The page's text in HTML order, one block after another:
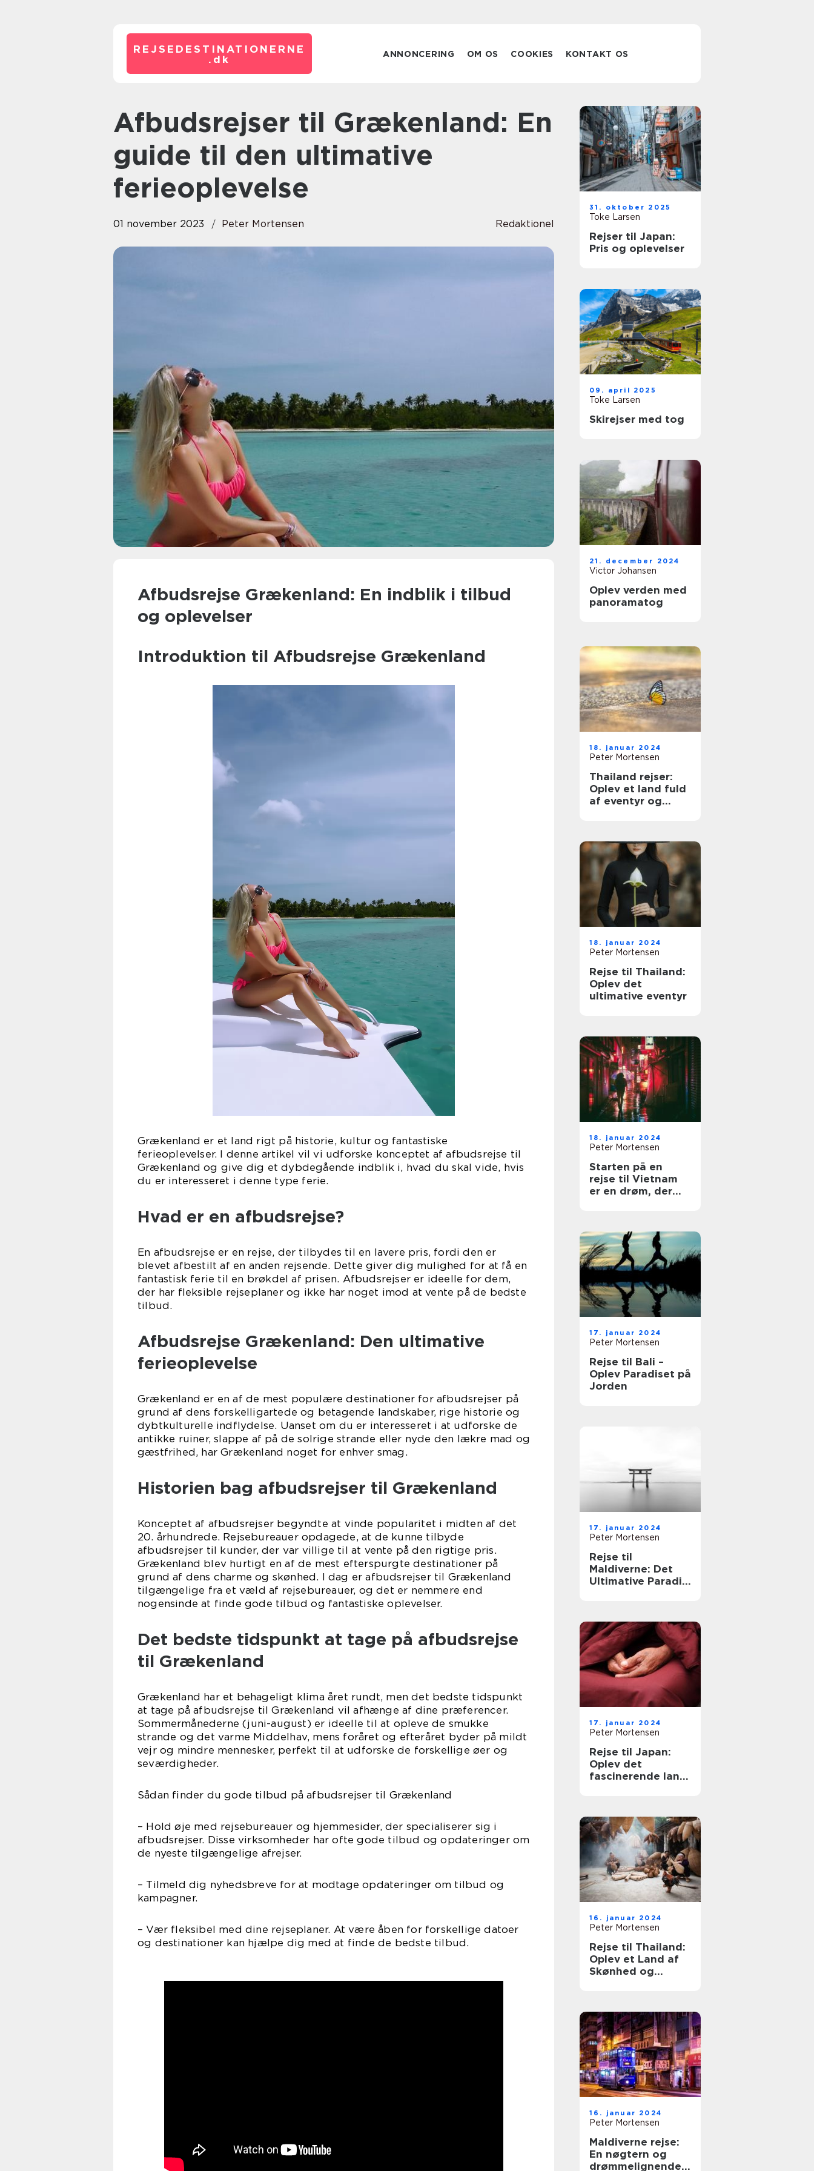
REJSEDESTINATIONERNE
. dk ANNONCERING OM OS COOKIES KONTAKT OS
Afbudsrejser til Grækenland: En
guide til den ultimative
ferieoplevelse
01 november 2023 Peter Mortensen Redaktionel
Afbudsrejse Grækenland: En indblik i tilbud
og oplevelser
Introduktion til Afbudsrejse Grækenland
Grækenland er et land rigt på historie, kultur og fantastiske
ferieoplevelser. I denne artikel vil vi udforske konceptet af afbudsrejse til
Grækenland og give dig et dybdegående indblik i, hvad du skal vide, hvis
du er interesseret i denne type ferie.
Hvad er en afbudsrejse?
En afbudsrejse er en rejse, der tilbydes til en lavere pris, fordi den er
blevet afbestilt af en anden rejsende. Dette giver dig mulighed for at få en
fantastisk ferie til en brøkdel af prisen. Afbudsrejser er ideelle for dem,
der har fleksible rejseplaner og ikke har noget imod at vente på de bedste
tilbud.
Afbudsrejse Grækenland: Den ultimative
ferieoplevelse
Grækenland er en af de mest populære destinationer for afbudsrejser på
grund af dens forskelligartede og betagende landskaber, rige historie og
dybtkulturelle indflydelse. Uanset om du er interesseret i at udforske de
antikke ruiner, slappe af på de solrige strande eller nyde den lækre mad og
gæstfrihed, har Grækenland noget for enhver smag.
Historien bag afbudsrejser til Grækenland
Konceptet af afbudsrejser begyndte at vinde popularitet i midten af det
20. århundrede. Rejsebureauer opdagede, at de kunne tilbyde
afbudsrejser til kunder, der var villige til at vente på den rigtige pris.
Grækenland blev hurtigt en af de mest efterspurgte destinationer på
grund af dens charme og skønhed. I dag er afbudsrejser til Grækenland
tilgængelige fra et væld af rejsebureauer, og det er nemmere end
nogensinde at finde gode tilbud og fantastiske oplevelser.
Det bedste tidspunkt at tage på afbudsrejse
til Grækenland
Grækenland har et behageligt klima året rundt, men det bedste tidspunkt
at tage på afbudsrejse til Grækenland vil afhænge af dine præferencer.
Sommermånederne (juni-august) er ideelle til at opleve de smukke
strande og det varme Middelhav, mens foråret og efteråret byder på mildt
vejr og mindre mennesker, perfekt til at udforske de forskellige øer og
seværdigheder.
Sådan finder du gode tilbud på afbudsrejser til Grækenland
– Hold øje med rejsebureauer og hjemmesider, der specialiserer sig i
afbudsrejser. Disse virksomheder har ofte gode tilbud og opdateringer om
de nyeste tilgængelige afrejser.
– Tilmeld dig nyhedsbreve for at modtage opdateringer om tilbud og
kampagner.
– Vær fleksibel med dine rejseplaner. At være åben for forskellige datoer
og destinationer kan hjælpe dig med at finde de bedste tilbud.
31. oktober 2025
Toke Larsen
Rejser til Japan:
Pris og oplevelser
09. april 2025
Toke Larsen
Skirejser med tog
21. december 2024
Victor Johansen
Oplev verden med
panoramatog
18. januar 2024
Peter Mortensen
Thailand rejser:
Oplev et land fuld
af eventyr og
18. januar 2024
Peter Mortensen
Rejse til Thailand:
Oplev det
ultimative eventyr
18. januar 2024
Peter Mortensen
Starten på en
rejse til Vietnam
er en drøm, der
17. januar 2024
Peter Mortensen
Rejse til Bali –
Oplev Paradiset på
Jorden
17. januar 2024
Peter Mortensen
Rejse til
Maldiverne: Det
Ultimative Paradis
17. januar 2024
Peter Mortensen
Rejse til Japan:
Oplev det
fascinerende land
16. januar 2024
Peter Mortensen
Rejse til Thailand:
Oplev et Land af
Skønhed og
16. januar 2024
Peter Mortensen
Maldiverne rejse:
En nøgtern og
drømmelignende